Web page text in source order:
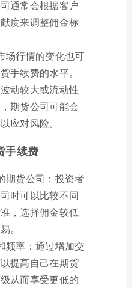
通常会根据客户
度来调整佣金标
场行情的变化也可
手续费的水平。
动较大或流动性
期货公司可能会
应对风险。
手续费
期货公司：投资者
时可以比较不同
，选择佣金较低
。
频率：通过增加交
提高自己在期货
从而享受更低的